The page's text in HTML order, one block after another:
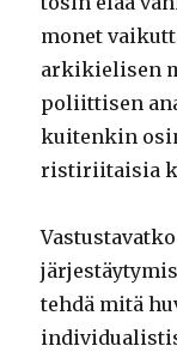
monet
arkikielisen
poliittisen
kuitenkin
ristiriitaisia
tehdä mitä